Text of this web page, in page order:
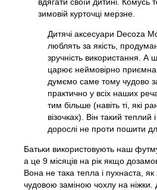
зимовій курточці мерзне.
Дитячі аксесуари Decoza
люблять за якість,
зручність використання. А
царює неймовірно
думємо саме тому чудово
практично у всіх наших
тим більше (навіть ті, які
візочках). Він такий теплий
дорослі не проти пошити
Батьки використовують наш
а це 9 місяців на рік якщо
Вона не така тепла і пухнаста, як
чудовою заміною чохлу на ніжки.